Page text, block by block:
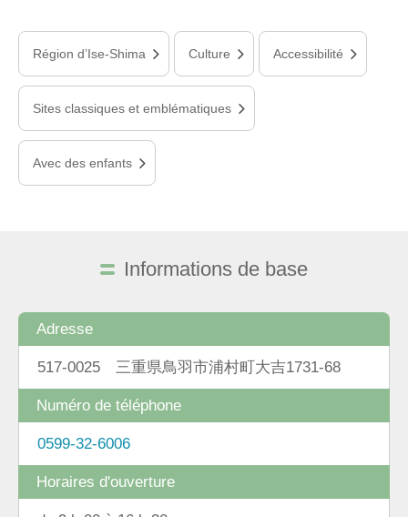
Région d’Ise-Shima Culture Accessibilité
Sites classiques et emblématiques
Avec des enfants
Informations de base
Adresse
517-0025 三重県鳥羽市浦村町大吉1731-68
Numéro de téléphone
0599-32-6006
Horaires d'ouverture